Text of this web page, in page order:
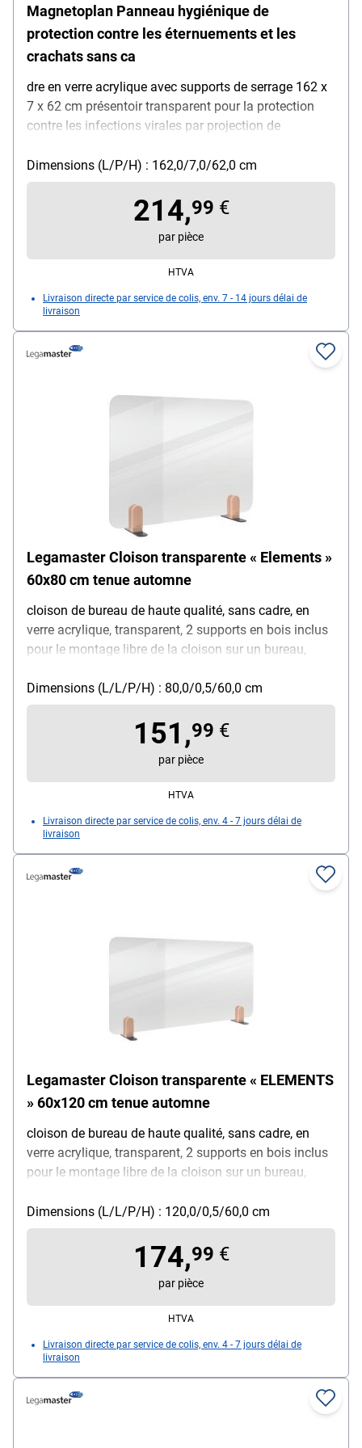
Magnetoplan Panneau hygiénique de
protection contre les éternuements et les
crachats sans ca
dre en verre acrylique avec supports de serrage 162 x
7 x 62 cm présentoir transparent pour la protection
contre les infections virales par projection de
pour : salles de séminaire / postes de travail et
d'enseignement en présentiel / boulangeries /
épiceries et drogueries / services de restauration et de
livraison / stations-service / banques, caractéristiques
: possibilités de fixation flexibles avec pinces de
maintien (2 ou 3 pinces selon la taille de la vitre) /
position de serrage des pinces réglable / rembourrage
souple sur les pinces de maintien pour éviter les
dommages / sans cadre avec coins arrondis /
acrylique, épaisseur de la vitre : 5 mm, Couleur :
dimensions de l'emplacement (L/P/H) : 162 x 7 x 62
Dimensions (L/P/H) : 162,0/7,0/62,0 cm
214,99 €
par pièce
HTVA
Livraison directe par service de colis, env. 7 - 14 jours délai de
livraison
Legamaster Cloison transparente « Elements »
60x80 cm tenue automne
cloison de bureau de haute qualité, sans cadre, en
verre acrylique, transparent, 2 supports en bois inclus
pour le montage libre de la cloison sur un bureau,
largeur : 80 cm
Dimensions (L/L/P/H) : 80,0/0,5/60,0 cm
151,99 €
par pièce
HTVA
Livraison directe par service de colis, env. 4 - 7 jours délai de
livraison
Legamaster Cloison transparente « ELEMENTS
» 60x120 cm tenue automne
cloison de bureau de haute qualité, sans cadre, en
verre acrylique, transparent, 2 supports en bois inclus
pour le montage libre de la cloison sur un bureau,
largeur : 120 cm
Dimensions (L/L/P/H) : 120,0/0,5/60,0 cm
174,99 €
par pièce
HTVA
Livraison directe par service de colis, env. 4 - 7 jours délai de
livraison